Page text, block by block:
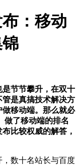
：移动
节节攀升，在双十
是真搞技术解决方
移动端。那么就必
做了移动端的排名
比较权威的解答，
，数十名站长与百度